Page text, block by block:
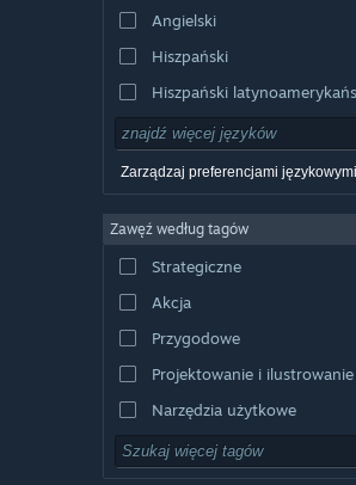
Angielski
Hiszpański
Hiszpański
Zarządzaj preferencjami językowymi
Zawęź według tagów
Strategiczne
Akcja
Przygodowe
Projektowanie i ilustrowanie
Narzędzia użytkowe
Free to Play